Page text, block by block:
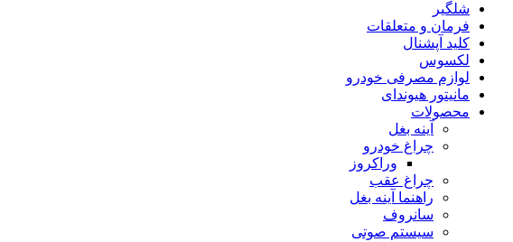
شلگیر
فرمان و متعلقات
کلید آپشنال
لکسوس
لوازم مصرفی خودرو
مانیتور هیوندای
محصولات
آینه بغل
چراغ خودرو
وراکروز
چراغ عقب
راهنما آینه بغل
سانروف
سیستم صوتی